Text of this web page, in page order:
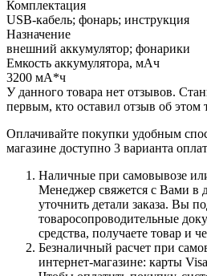
Комплектация
USB-кабель; фонарь; инструкция
Назначение
внешний аккумулятор; фонарики
Емкость аккумулятора, мАч
3200 мА*ч
У данного товара нет отзывов.
первым, кто оставил отзыв об этом
Оплачивайте покупки удобным
магазине доступно 3 варианта
Наличные при самовывозе
Менеджер свяжется с Вами в
уточнить детали заказа. Вы
товаросопроводительные
средства, получаете товар и
Безналичный расчет при
интернет-магазине: карты